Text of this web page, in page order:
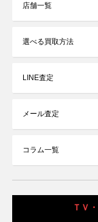
店舗一覧
選べる買取方法
LINE査定
メール査定
コラム一覧
ＴＶ